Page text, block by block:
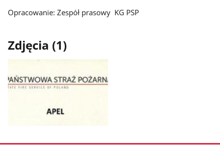
Opracowanie: Zespół prasowy KG PSP
Zdjęcia (1)
zdjęcie